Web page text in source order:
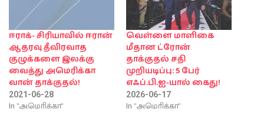
ஈராக்- சிரியாவில் ஈரான்
ஆதரவு தீவிரவாத
குழுக்களை இலக்கு
வைத்து அமெரிக்கா
வான் தாக்குதல்!
2021-06-28
In "அமொிக்கா"
வெள்ளை மாளிகை
மீதான ட்ரோன்
தாக்குதல் சதி
முறியடிப்பு: 5 பேர்
எஃப்.பி.ஐ-யால் கைது!
2026-06-17
In "அமொிக்கா"